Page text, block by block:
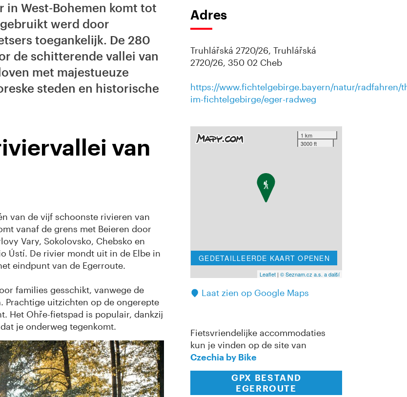
in West-Bohemen komt tot
werd door
toegankelijk. De 280
de schitterende vallei van
met majestueuze
steden en historische
van
van de vijf schoonste rivieren van
vanaf de grens met Beieren door
Vary, Sokolovsko, Chebsko en
Ústí. De rivier mondt uit in de Elbe in
eindpunt van de Egerroute.
families gesschikt, vanwege de
Prachtige uitzichten op de ongerepte
Het Ohře-fietspad is populair, dankzij
je onderweg tegenkomt.
Adres
Truhlářská 2720/26, Truhlářská
2720/26, 350 02 Cheb
https://www.fichtelgebirge.bayern/natur/radfahren/
im-fichtelgebirge/eger-radweg
1 km
3000 ft
GEDETAILLEERDE KAART OPENEN
Leaflet| © Seznam.cz a.s. a další
Laat zien op Google Maps
Fietsvriendelijke accommodaties
kun je vinden op de site van
Czechia by Bike
GPX BESTAND
EGERROUTE